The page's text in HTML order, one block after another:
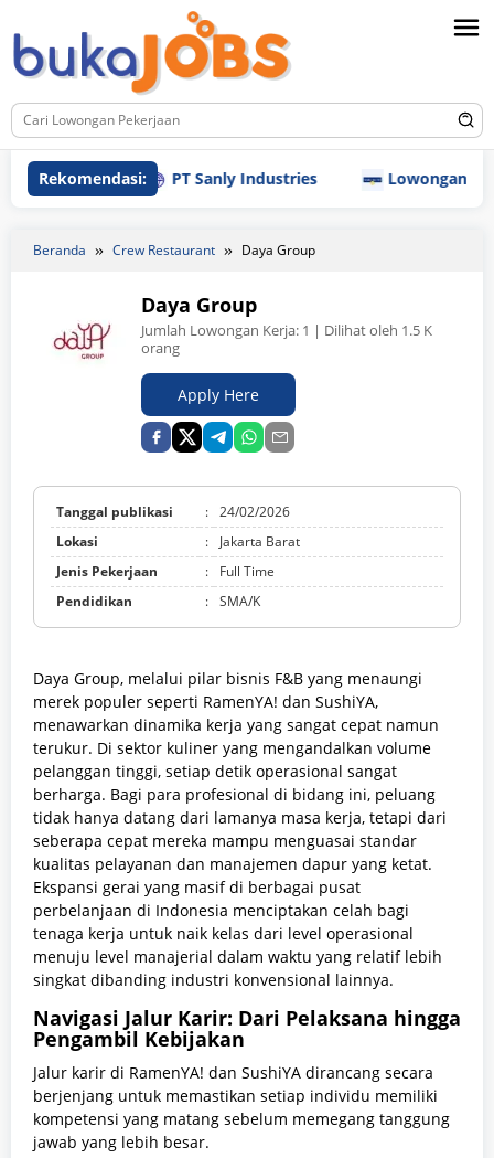
ke
konten
Rekomendasi:PT Sanly Industries Lowongan Kerja
Beranda Crew Restaurant Daya Group
Daya Group
Jumlah Lowongan Kerja: 1 | Dilihat oleh 1.5 K
orang
Apply Here
Tanggal publikasi : 24/02/2026
Lokasi
:
Jakarta Barat
Jenis Pekerjaan
:
Full Time
Pendidikan
: SMA/K
Daya Group, melalui pilar bisnis F&B yang menaungi
merek populer seperti RamenYA! dan SushiYA,
menawarkan dinamika kerja yang sangat cepat namun
terukur. Di sektor kuliner yang mengandalkan volume
pelanggan tinggi, setiap detik operasional sangat
berharga. Bagi para profesional di bidang ini, peluang
tidak hanya datang dari lamanya masa kerja, tetapi dari
seberapa cepat mereka mampu menguasai standar
kualitas pelayanan dan manajemen dapur yang ketat.
Ekspansi gerai yang masif di berbagai pusat
perbelanjaan di Indonesia menciptakan celah bagi
tenaga kerja untuk naik kelas dari level operasional
menuju level manajerial dalam waktu yang relatif lebih
singkat dibanding industri konvensional lainnya.
Navigasi Jalur Karir: Dari Pelaksana hingga
Pengambil Kebijakan
Jalur karir di RamenYA! dan SushiYA dirancang secara
berjenjang untuk memastikan setiap individu memiliki
kompetensi yang matang sebelum memegang tanggung
jawab yang lebih besar.